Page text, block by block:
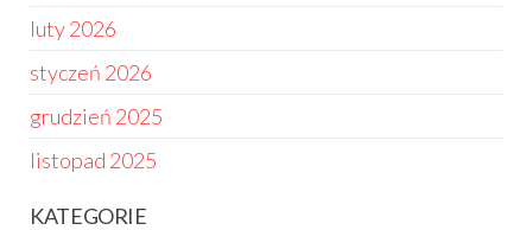
luty 2026
styczeń 2026
grudzień 2025
listopad 2025
KATEGORIE